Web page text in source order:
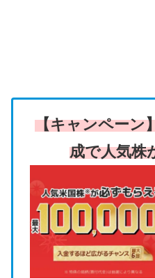
【キャンペーン
成で人気株